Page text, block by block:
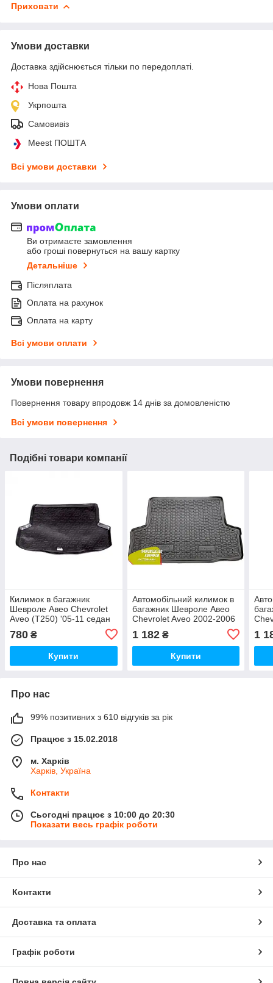
Приховати
Умови доставки
Доставка здійснюється тільки по передоплаті.
Нова Пошта
Укрпошта
Самовивіз
Meest ПОШТА
Всі умови доставки
Умови оплати
Ви отримаєте замовлення
або гроші повернуться на вашу картку
Детальніше
Післяплата
Оплата на рахунок
Оплата на карту
Всі умови оплати
Умови повернення
Повернення товару впродовж 14 днів за домовленістю
Всі умови повернення
Подібні товари компанії
Килимок в багажник
Шевроле Авео Chevrolet
Aveo (T250) '05-11 седан
780 ₴
Купити
Автомобільний килимок в
багажник Шевроле Авео
Chevrolet Aveo 2002-2006
1 182₴
Купити
1
Про нас
99% позитивних з 610 відгуків за рік
Працює з 15.02.2018
м. Харків
Харків, Україна
Контакти
Сьогодні працює з 10:00 до 20:30
Показати весь графік роботи
Про нас
Контакти
Доставка та оплата
Графік роботи